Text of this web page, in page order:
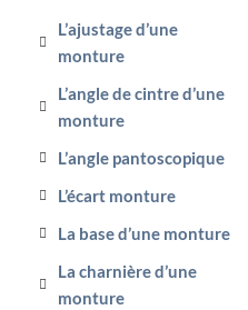
L’ajustage d’une
monture
L’angle de cintre d’une
monture
L’angle pantoscopique
L’écart monture
La base d’une monture
La charnière d’une
monture